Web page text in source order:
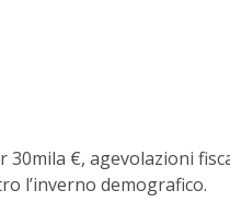
€, agevolazioni
l’inverno demografico.